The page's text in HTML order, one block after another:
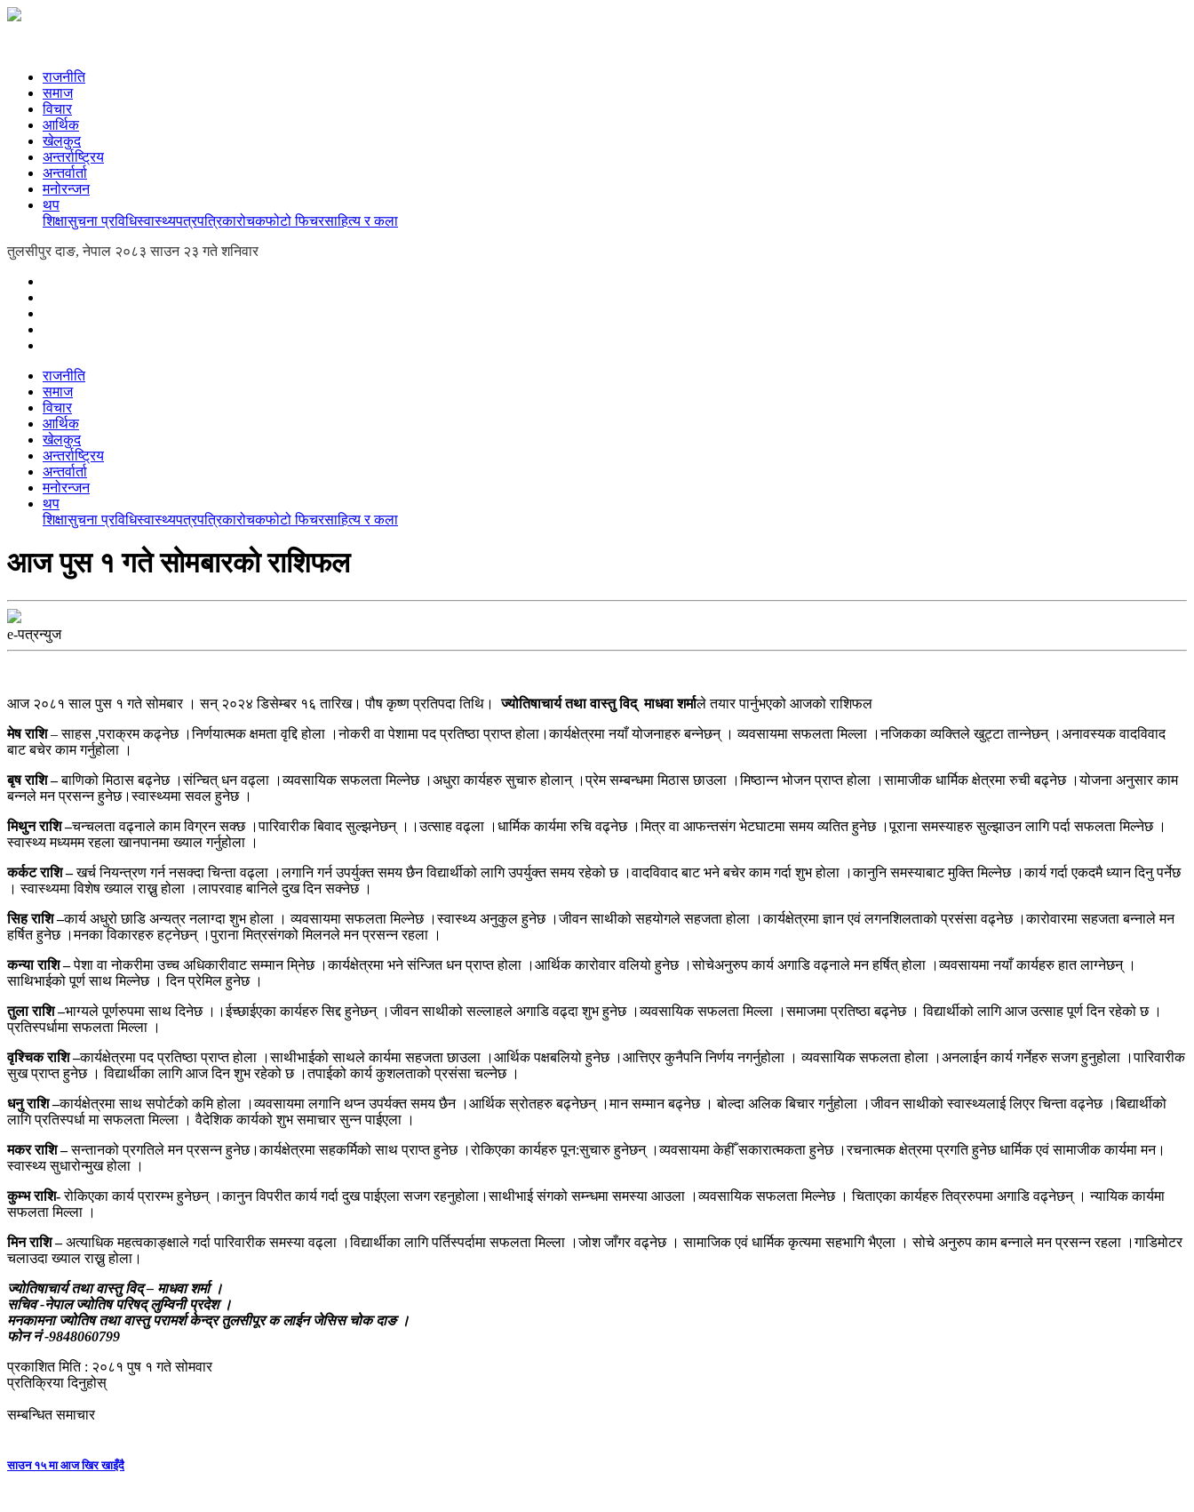
राजनीति
समाज
विचार
आर्थिक
खेलकुद
अन्तर्राष्ट्रिय
अन्तर्वार्ता
मनोरन्जन
थप
शिक्षासुचना प्रविधिस्वास्थ्यपत्रपत्रिकारोचकफोटो फिचरसाहित्य र कला
तुलसीपुर दाङ, नेपाल २०८३ साउन २३ गते शनिवार
राजनीति
समाज
विचार
आर्थिक
खेलकुद
अन्तर्राष्ट्रिय
अन्तर्वार्ता
मनोरन्जन
थप
शिक्षासुचना प्रविधिस्वास्थ्यपत्रपत्रिकारोचकफोटो फिचरसाहित्य र कला
आज पुस १ गते सोमबारकाे राशिफल
e-पत्रन्युज
आज २०८१ साल पुस १ गते सोमबार । सन् २०२४ डिसेम्बर १६ तारिख। पौष कृष्ण प्रतिपदा तिथि।ज्योतिषाचार्य तथा वास्तु विद् माधवा शर्माले तयार पार्नुभएको आजको राशिफल
मेष राशि– साहस ,पराक्रम कढ्नेछ ।निर्णयात्मक क्षमता वृद्दि होला ।नोकरी वा पेशामा पद प्रतिष्ठा प्राप्त होला।कार्यक्षेत्रमा नयाँ योजनाहरु बन्नेछन् । व्यवसायमा सफलता मिल्ला ।नजिकका व्यक्तिले खुट्टा तान्नेछन् ।अनावस्यक वादविवाद
बाट बचेर काम गर्नुहोला ।
बृष राशि –बाणिको मिठास बढ्नेछ ।संन्चित् धन वढ्ला ।व्यवसायिक सफलता मिल्नेछ ।अधुरा कार्यहरु सुचारु होलान् ।प्रेम सम्बन्धमा मिठास छाउला ।मिष्ठान्न भोजन प्राप्त होला ।सामाजीक धार्मिक क्षेत्रमा रुची बढ्नेछ ।योजना अनुसार काम
बन्नले मन प्रसन्न हुनेछ।स्वास्थ्यमा सवल हुनेछ ।
मिथुन राशि –चन्चलता वढ्नाले काम विग्रन सक्छ ।पारिवारीक बिवाद सुल्झनेछन् ।।उत्साह वढ्ला ।धार्मिक कार्यमा रुचि वढ्नेछ ।मित्र वा आफन्तसंग भेटघाटमा समय व्यतित हुनेछ ।पूराना समस्याहरु सुल्झाउन लागि पर्दा सफलता मिल्नेछ ।
स्वास्थ्य मध्यमम रहला खानपानमा ख्याल गर्नुहोला ।
कर्कट राशि –खर्च नियन्त्रण गर्न नसक्दा चिन्ता वढ्ला ।लगानि गर्न उपर्युक्त समय छैन विद्यार्थीको लागि उपर्युक्त समय रहेको छ ।वादविवाद बाट भने बचेर काम गर्दा शुभ होला ।कानुनि समस्याबाट मुक्ति मिल्नेछ ।कार्य गर्दा एकदमै ध्यान दिनु पर्नेछ
। स्वास्थ्यमा विशेष ख्याल राख्नु होला ।लापरवाह बानिले दुख दिन सक्नेछ ।
सिह राशि –कार्य अधुरो छाडि अन्यत्र नलाग्दा शुभ होला । व्यवसायमा सफलता मिल्नेछ ।स्वास्थ्य अनुकुल हुनेछ ।जीवन साथीको सहयोगले सहजता होला ।कार्यक्षेत्रमा ज्ञान एवं लगनशिलताको प्रसंसा वढ्नेछ ।कारोवारमा सहजता बन्नाले मन
हर्षित हुनेछ ।मनका विकारहरु हट्नेछन् ।पुराना मित्रसंगको मिलनले मन प्रसन्न रहला ।
कन्या राशि –पेशा वा नोकरीमा उच्च अधिकारीवाट सम्मान मि्नेछ ।कार्यक्षेत्रमा भने संन्जित धन प्राप्त होला ।आर्थिक कारोवार वलियो हुनेछ ।सोचेअनुरुप कार्य अगाडि वढ्नाले मन हर्षित् होला ।व्यवसायमा नयाँ कार्यहरु हात लाग्नेछन् ।
साथिभाईको पूर्ण साथ मिल्नेछ । दिन प्रेमिल हुनेछ ।
तुला राशि –भाग्यले पूर्णरुपमा साथ दिनेछ ।।ईच्छाईएका कार्यहरु सिद्द हुनेछन् ।जीवन साथीको सल्लाहले अगाडि वढ्दा शुभ हुनेछ ।व्यवसायिक सफलता मिल्ला ।समाजमा प्रतिष्ठा बढ्नेछ । विद्यार्थीको लागि आज उत्साह पूर्ण दिन रहेको छ ।
प्रतिस्पर्धामा सफलता मिल्ला ।
वृश्चिक राशि –कार्यक्षेत्रमा पद प्रतिष्ठा प्राप्त होला ।साथीभाईको साथले कार्यमा सहजता छाउला ।आर्थिक पक्षबलियो हुनेछ ।आत्तिएर कुनैपनि निर्णय नगर्नुहोला । व्यवसायिक सफलता होला ।अनलाईन कार्य गर्नेहरु सजग हुनुहोला ।पारिवारीक
सुख प्राप्त हुनेछ । विद्यार्थीका लागि आज दिन शुभ रहेको छ ।तपाईको कार्य कुशलताको प्रसंसा चल्नेछ ।
धनु राशि –कार्यक्षेत्रमा साथ सपोर्टको कमि होला ।व्यवसायमा लगानि थप्न उपर्यक्त समय छैन ।आर्थिक स्रोतहरु बढ्नेछन् ।मान सम्मान बढ्नेछ । बोल्दा अलिक बिचार गर्नुहोला ।जीवन साथीको स्वास्थ्यलाई लिएर चिन्ता वढ्नेछ ।बिद्यार्थीको
लागि प्रतिस्पर्धा मा सफलता मिल्ला । वैदेशिक कार्यको शुभ समाचार सुन्न पाईएला ।
मकर राशि –सन्तानको प्रगतिले मन प्रसन्न हुनेछ।कार्यक्षेत्रमा सहकर्मिको साथ प्राप्त हुनेछ ।रोकिएका कार्यहरु पून:सुचारु हुनेछन् ।व्यवसायमा केहीँ सकारात्मकता हुनेछ ।रचनात्मक क्षेत्रमा प्रगति हुनेछ धार्मिक एवं सामाजीक कार्यमा मन।
स्वास्थ्य सुधारोन्मुख होला ।
कुम्भ राशि-रोकिएका कार्य प्रारम्भ हुनेछन् ।कानुन विपरीत कार्य गर्दा दुख पाईएला सजग रहनुहोला।साथीभाई संगको सम्न्धमा समस्या आउला ।व्यवसायिक सफलता मिल्नेछ । चिताएका कार्यहरु तिव्ररुपमा अगाडि वढ्नेछन् । न्यायिक कार्यमा
सफलता मिल्ला ।
मिन राशि –अत्याधिक महत्वकाङ्क्षाले गर्दा पारिवारीक समस्या वढ्ला ।विद्यार्थीका लागि पर्तिस्पर्दामा सफलता मिल्ला ।जोश जाँगर वढ्नेछ । सामाजिक एवं धार्मिक कृत्यमा सहभागि भैएला । सोचे अनुरुप काम बन्नाले मन प्रसन्न रहला ।गाडिमोटर
चलाउदा ख्याल राख्नु होला।
ज्योतिषाचार्य तथा वास्तु विद् – माधवा शर्मा ।
सचिव -नेपाल ज्योतिष परिषद् लुम्विनी प्रदेश ।
मनकामना ज्योतिष तथा वास्तु परामर्श केन्द्र तुलसीपूर क लाईन जेसिस चोक दाङ ।
फोन नं -9848060799
प्रकाशित मिति : २०८१ पुष १ गते सोमवार
प्रतिक्रिया दिनुहोस्
सम्बन्धित समाचार
साउन १५ मा आज खिर खाइँदै